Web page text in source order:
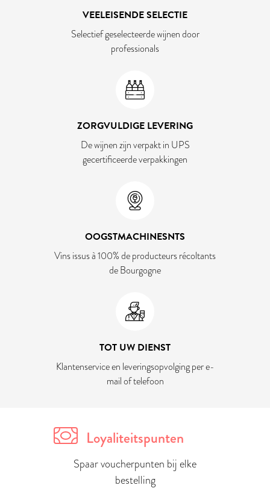
VEELEISENDE SELECTIE
Selectief geselecteerde wijnen door
professionals
ZORGVULDIGE LEVERING
De wijnen zijn verpakt in UPS
gecertificeerde verpakkingen
OOGSTMACHINESNTS
Vins issus à 100% de producteurs récoltants
de Bourgogne
TOT UW DIENST
Klantenservice en leveringsopvolging per e-
mail of telefoon
Loyaliteitspunten
Spaar voucherpunten bij elke
bestelling